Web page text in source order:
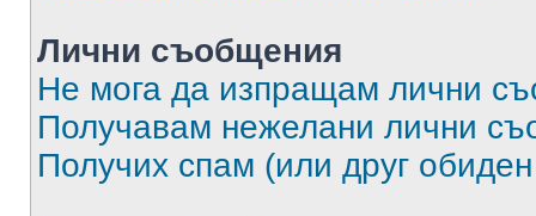
Лични съобщения
Не мога да изпращам лични
Получавам нежелани лични
Получих спам (или друг